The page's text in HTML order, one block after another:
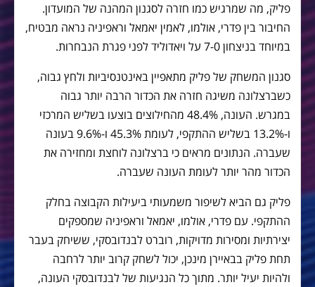
פליק, מה שמרגיש כמו חזרה לסגנון המהנה של המועדון.
החיבור בין פדרי, אולמו, לאמין יאמאל וראפיניה נראה מבטיח,
במיוחד בניצחון 7-0 על ויאדוליד לפני פגרת הנבחרות.
סגנון המשחק של פליק מתאפיין באינטנסיביות ולחץ גבוה,
כשברצלונה משיגה חזרה את הכדור הרבה יותר גבוה
במגרש. העונה, 48.4% מהחילוצים בוצעו בשליש המרכזי
ו-13.2% בשליש ההתקפי, לעומת 45.3% ו-9.6% בעונה
שעברה. הנתונים מראים כי ברצלונה לוחצת ומחזירה את
הכדור מהר יותר לעומת העונה שעברה.
פליק גם הביא לשיפור משמעותי ביעילות הקבוצה בחלק
ההתקפי. עם פדרי, אולמו, יאמאל וראפיניה שמספקים
יצירתיות ומסירות מדויקות, רוברט לבנדובסקי, ששיחק בעבר
תחת פליק בבאיירן מינכן, יכול לשחק קרוב יותר לרחבה
ולהיות יעיל יותר. מתוך כל הנגיעות של לבנדובסקי העונה,